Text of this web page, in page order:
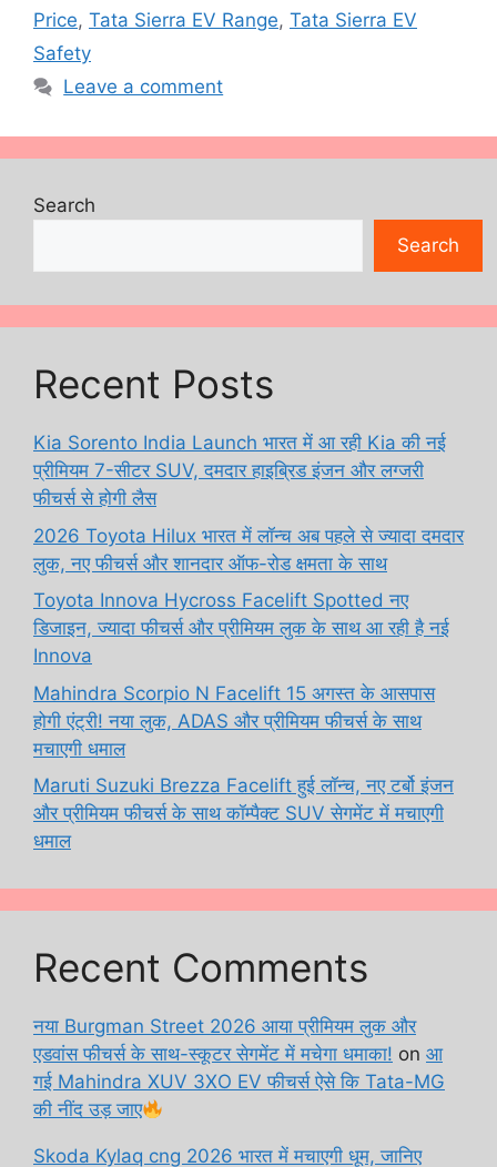
Price, Tata Sierra EV Range, Tata Sierra EV
Safety
Leave a comment
Search
Search
Recent Posts
Kia Sorento India Launch भारत में आ रही Kia की नई
प्रीमियम 7-सीटर SUV, दमदार हाइब्रिड इंजन और लग्जरी
फीचर्स से होगी लैस
2026 Toyota Hilux भारत में लॉन्च अब पहले से ज्यादा दमदार
लुक, नए फीचर्स और शानदार ऑफ-रोड क्षमता के साथ
Toyota Innova Hycross Facelift Spotted नए
डिजाइन, ज्यादा फीचर्स और प्रीमियम लुक के साथ आ रही है नई
Innova
Mahindra Scorpio N Facelift 15 अगस्त के आसपास
होगी एंट्री! नया लुक, ADAS और प्रीमियम फीचर्स के साथ
मचाएगी धमाल
Maruti Suzuki Brezza Facelift हुई लॉन्च, नए टर्बो इंजन
और प्रीमियम फीचर्स के साथ कॉम्पैक्ट SUV सेगमेंट में मचाएगी
धमाल
Recent Comments
नया Burgman Street 2026 आया प्रीमियम लुक और
एडवांस फीचर्स के साथ-स्कूटर सेगमेंट में मचेगा धमाका! on आ
गई Mahindra XUV 3XO EV फीचर्स ऐसे कि Tata-MG
की नींद उड़ जाए
Skoda Kylaq cng 2026 भारत में मचाएगी धूम, जानिए